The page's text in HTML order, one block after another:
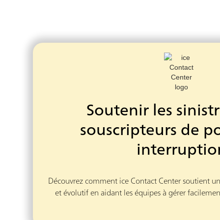
Soutenir les
souscripteurs de
Découvrez comment ice Contact Center soutient
et évolutif en aidant les équipes à gérer